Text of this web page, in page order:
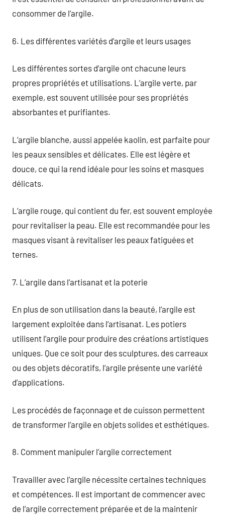
consommer de l’argile.
6. Les différentes variétés d’argile et leurs usages
Les différentes sortes d’argile ont chacune leurs
propres propriétés et utilisations. L’argile verte, par
exemple, est souvent utilisée pour ses propriétés
absorbantes et purifiantes.
L’argile blanche, aussi appelée kaolin, est parfaite pour
les peaux sensibles et délicates. Elle est légère et
douce, ce qui la rend idéale pour les soins et masques
délicats.
L’argile rouge, qui contient du fer, est souvent employée
pour revitaliser la peau. Elle est recommandée pour les
masques visant à revitaliser les peaux fatiguées et
ternes.
7. L’argile dans l’artisanat et la poterie
En plus de son utilisation dans la beauté, l’argile est
largement exploitée dans l’artisanat. Les potiers
utilisent l’argile pour produire des créations artistiques
uniques. Que ce soit pour des sculptures, des carreaux
ou des objets décoratifs, l’argile présente une variété
d’applications.
Les procédés de façonnage et de cuisson permettent
de transformer l’argile en objets solides et esthétiques.
8. Comment manipuler l’argile correctement
Travailler avec l’argile nécessite certaines techniques
et compétences. Il est important de commencer avec
de l’argile correctement préparée et de la maintenir